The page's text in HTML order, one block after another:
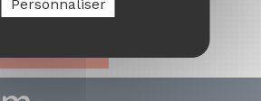
Personnaliser